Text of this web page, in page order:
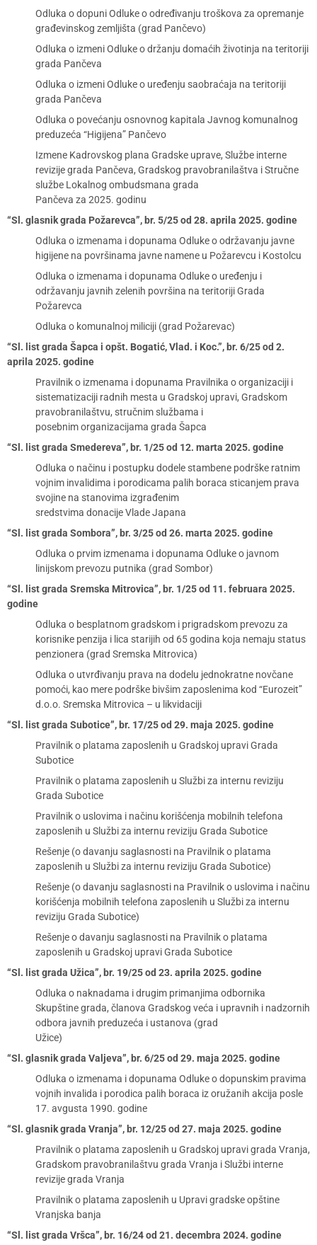
Odluka o dopuni Odluke o određivanju troškova za opremanje
građevinskog zemljišta (grad Pančevo)
Odluka o izmeni Odluke o držanju domaćih životinja na teritoriji
grada Pančeva
Odluka o izmeni Odluke o uređenju saobraćaja na teritoriji
grada Pančeva
Odluka o povećanju osnovnog kapitala Javnog komunalnog
preduzeća “Higijena” Pančevo
Izmene Kadrovskog plana Gradske uprave, Službe interne
revizije grada Pančeva, Gradskog pravobranilaštva i Stručne
službe Lokalnog ombudsmana grada
Pančeva za 2025. godinu
“Sl. glasnik grada Požarevca”, br. 5/25 od 28. aprila 2025. godine
Odluka o izmenama i dopunama Odluke o održavanju javne
higijene na površinama javne namene u Požarevcu i Kostolcu
Odluka o izmenama i dopunama Odluke o uređenju i
održavanju javnih zelenih površina na teritoriji Grada
Požarevca
Odluka o komunalnoj miliciji (grad Požarevac)
“Sl. list grada Šapca i opšt. Bogatić, Vlad. i Koc.”, br. 6/25 od 2.
aprila 2025. godine
Pravilnik o izmenama i dopunama Pravilnika o organizaciji i
sistematizaciji radnih mesta u Gradskoj upravi, Gradskom
pravobranilaštvu, stručnim službama i
posebnim organizacijama grada Šapca
“Sl. list grada Smedereva”, br. 1/25 od 12. marta 2025. godine
Odluka o načinu i postupku dodele stambene podrške ratnim
vojnim invalidima i porodicama palih boraca sticanjem prava
svojine na stanovima izgrađenim
sredstvima donacije Vlade Japana
“Sl. list grada Sombora”, br. 3/25 od 26. marta 2025. godine
Odluka o prvim izmenama i dopunama Odluke o javnom
linijskom prevozu putnika (grad Sombor)
“Sl. list grada Sremska Mitrovica”, br. 1/25 od 11. februara 2025.
godine
Odluka o besplatnom gradskom i prigradskom prevozu za
korisnike penzija i lica starijih od 65 godina koja nemaju status
penzionera (grad Sremska Mitrovica)
Odluka o utvrđivanju prava na dodelu jednokratne novčane
pomoći, kao mere podrške bivšim zaposlenima kod “Eurozeit”
d.o.o. Sremska Mitrovica – u likvidaciji
“Sl. list grada Subotice”, br. 17/25 od 29. maja 2025. godine
Pravilnik o platama zaposlenih u Gradskoj upravi Grada
Subotice
Pravilnik o platama zaposlenih u Službi za internu reviziju
Grada Subotice
Pravilnik o uslovima i načinu korišćenja mobilnih telefona
zaposlenih u Službi za internu reviziju Grada Subotice
Rešenje (o davanju saglasnosti na Pravilnik o platama
zaposlenih u Službi za internu reviziju Grada Subotice)
Rešenje (o davanju saglasnosti na Pravilnik o uslovima i načinu
korišćenja mobilnih telefona zaposlenih u Službi za internu
reviziju Grada Subotice)
Rešenje o davanju saglasnosti na Pravilnik o platama
zaposlenih u Gradskoj upravi Grada Subotice
“Sl. list grada Užica”, br. 19/25 od 23. aprila 2025. godine
Odluka o naknadama i drugim primanjima odbornika
Skupštine grada, članova Gradskog veća i upravnih i nadzornih
odbora javnih preduzeća i ustanova (grad
Užice)
“Sl. glasnik grada Valjeva”, br. 6/25 od 29. maja 2025. godine
Odluka o izmenama i dopunama Odluke o dopunskim pravima
vojnih invalida i porodica palih boraca iz oružanih akcija posle
17. avgusta 1990. godine
“Sl. glasnik grada Vranja”, br. 12/25 od 27. maja 2025. godine
Pravilnik o platama zaposlenih u Gradskoj upravi grada Vranja,
Gradskom pravobranilaštvu grada Vranja i Službi interne
revizije grada Vranja
Pravilnik o platama zaposlenih u Upravi gradske opštine
Vranjska banja
“Sl. list grada Vršca”, br. 16/24 od 21. decembra 2024. godine